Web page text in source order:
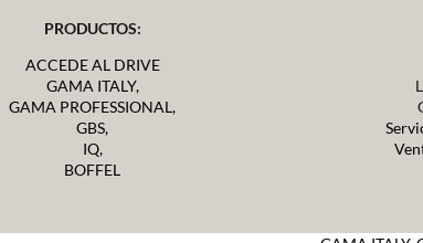
PRODUCTOS:
ACCEDE AL DRIVE
GAMA ITALY,
GAMA PROFESSIONAL,
GBS,
IQ,
BOFFEL